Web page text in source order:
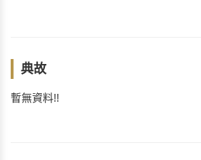
典故
暫無資料!!